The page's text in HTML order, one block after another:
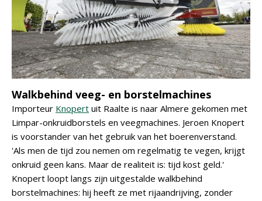
Walkbehind veeg- en borstelmachines
Importeur Knopert uit Raalte is naar Almere gekomen met
Limpar-onkruidborstels en veegmachines. Jeroen Knopert
is voorstander van het gebruik van het boerenverstand.
'Als men de tijd zou nemen om regelmatig te vegen, krijgt
onkruid geen kans. Maar de realiteit is: tijd kost geld.'
Knopert loopt langs zijn uitgestalde walkbehind
borstelmachines: hij heeft ze met rijaandrijving, zonder